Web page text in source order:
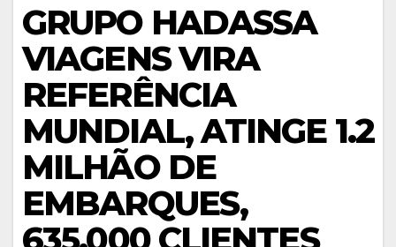
GRUPO HADASSA
VIAGENS VIRA
REFERÊNCIA
MUNDIAL, ATINGE 1.2
MILHÃO DE
EMBARQUES,